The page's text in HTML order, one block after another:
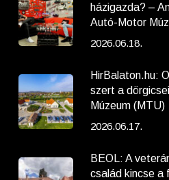
házigazda? –
Autó-Motor
2026.06.18.
HirBalaton.hu:
szert a
Múzeum (MTU)
2026.06.17.
BEOL: A
család kincse a